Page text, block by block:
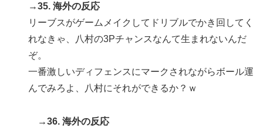
→35. 海外の反応
リーブスがゲームメイクしてドリブルでかき回してく
れなきゃ、八村の3Pチャンスなんて生まれないんだ
ぞ。
一番激しいディフェンスにマークされながらボール運
んでみろよ、八村にそれができるか？ｗ
→36. 海外の反応